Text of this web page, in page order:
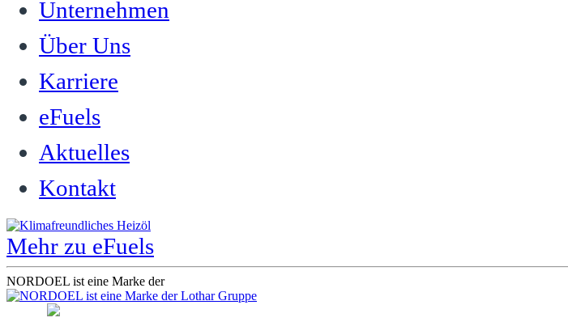
Unternehmen
Über Uns
Karriere
eFuels
Aktuelles
Kontakt
Mehr zu eFuels
NORDOEL ist eine Marke der